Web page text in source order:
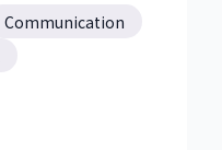
Communication